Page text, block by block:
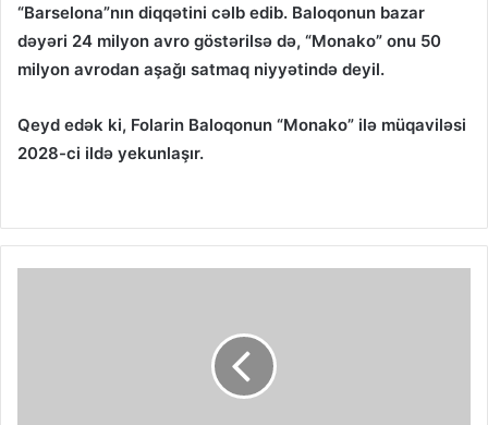
“Barselona”nın diqqətini cəlb edib. Baloqonun bazar
dəyəri 24 milyon avro göstərilsə də, “Monako” onu 50
milyon avrodan aşağı satmaq niyyətində deyil.
Qeyd edək ki, Folarin Baloqonun “Monako” ilə müqaviləsi
2028-ci ildə yekunlaşır.